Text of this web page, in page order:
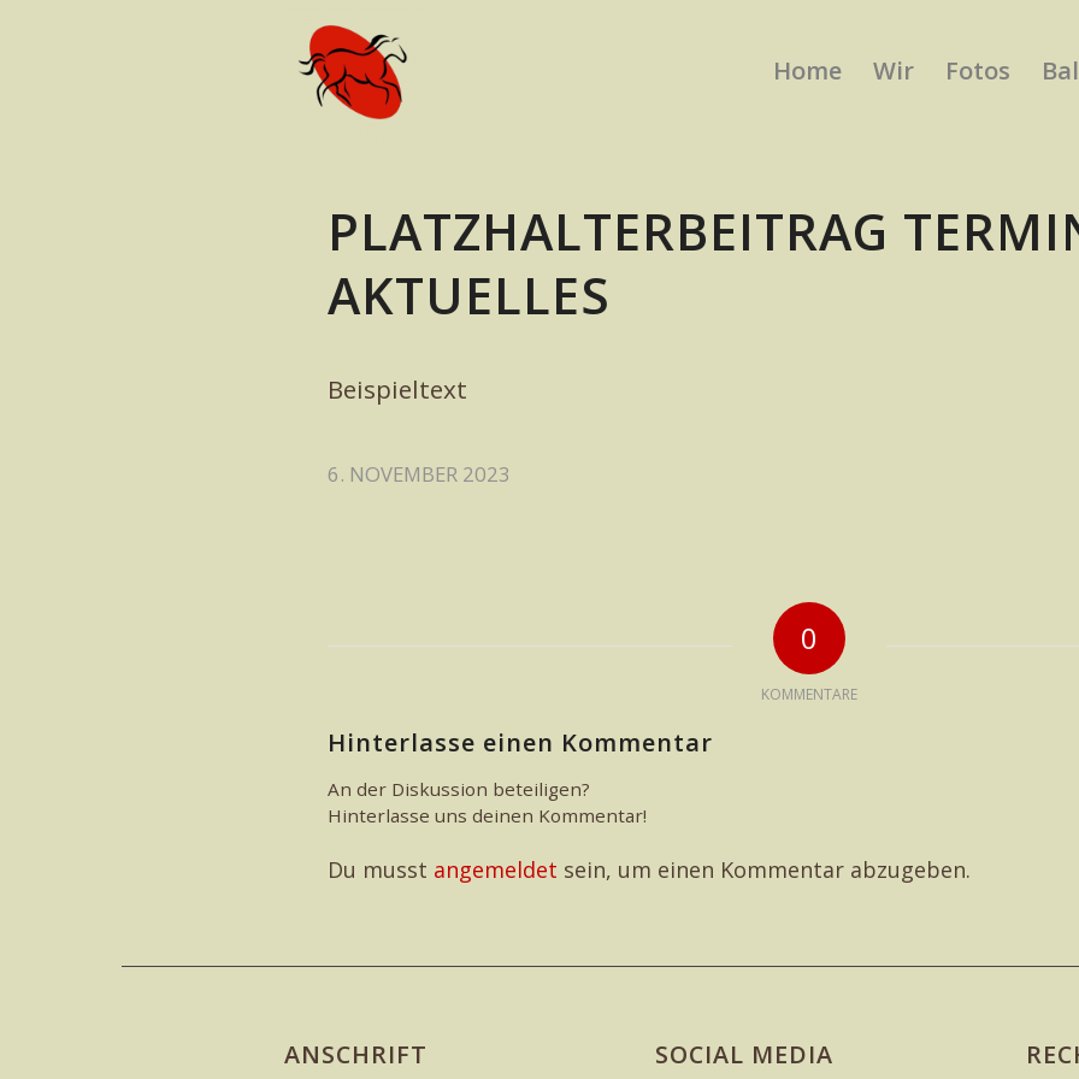
Home Wir Fotos
PLATZHALTERBEITRAG
AKTUELLES
Beispieltext
6. NOVEMBER 2023
0
KOMMENTARE
Hinterlasse einen Kommentar
An der Diskussion beteiligen?
Hinterlasse uns deinen Kommentar!
Du musst angemeldet sein, um einen Kommentar abzugeben.
ANSCHRIFT SOCIAL MEDIA